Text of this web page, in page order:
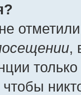
,
чтобы